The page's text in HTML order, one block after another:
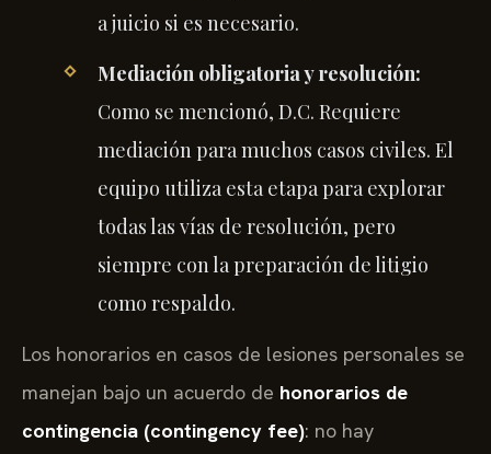
a juicio si es necesario.
Mediación obligatoria y resolución:
Como se mencionó, D.C. Requiere
mediación para muchos casos civiles. El
equipo utiliza esta etapa para explorar
todas las vías de resolución, pero
siempre con la preparación de litigio
como respaldo.
Los honorarios en casos de lesiones personales se
manejan bajo un acuerdo de honorarios de
contingencia (contingency fee): no hay